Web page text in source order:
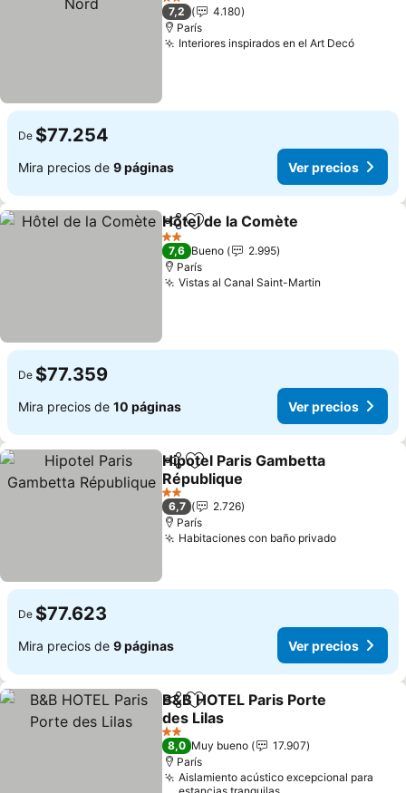
2 Estrellas
7,2
4.180
París
Interiores inspirados en el Art DecóVer
De $77.254
Mira precios de 9 páginas Ver precios
CompartirAgregar a favoritos
Hôtel de la Comète
2 Estrellas
7,6 Bueno
2.995
París
Vistas al Canal Saint-Martin
De $77.359
Mira precios de 10 páginas Ver precios
CompartirAgregar a favoritos
Hipotel Paris Gambetta
République
Ver precios
2 Estrellas
6,7
2.726
París
Habitaciones con baño privadoVer
De $77.623
Mira precios de 9 páginas Ver precios
CompartirAgregar a favoritos
B&B HOTEL Paris Porte
des Lilas
Ver precios
2 Estrellas
8,0 Muy bueno
17.907
París
Aislamiento acústico excepcional para